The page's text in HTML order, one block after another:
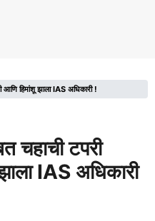
आणि हिमांशू झाला IAS अधिकारी !
चहाची टपरी
IAS अधिकारी